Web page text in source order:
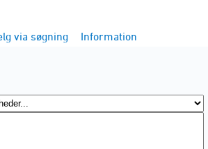
via søgning Information